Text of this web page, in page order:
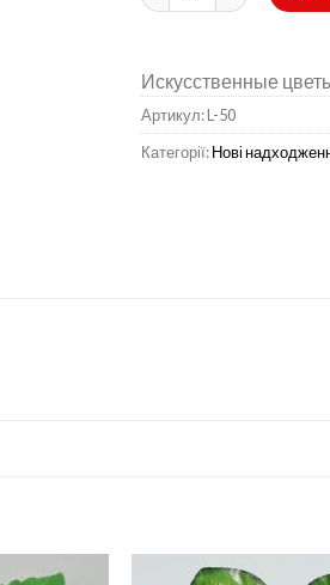
Искусственные
Артикул:L-50
Категорії:Нові